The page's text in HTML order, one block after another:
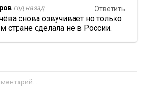
Ответить
год назад
снова озвучивает но только
стране сделала не в России.